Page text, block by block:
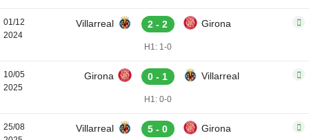
01/12
2024
Villarreal 2 - 2 Girona
H1: 1-0
10/05
2025
Girona 0 - 1 Villarreal
H1: 0-0
25/08
Villarreal 5 - 0 Girona